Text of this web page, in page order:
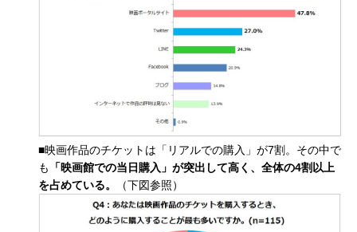
■映画作品のチケットは「リアルでの購入」が7割。その中で
も
「映画館での当日購入」が突出して高く、全体の4割以上
を占めている。
（下図参照）